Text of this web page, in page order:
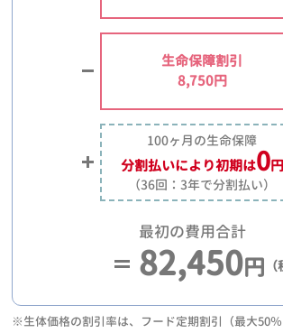
生命保障割引
8,750円
100ヶ月の生命保障
分割払いにより初期は0円
（36回：3年で分割払い）
最初の費用合計
82,450円
※生体価格の割引率は、フード定期割引（最大50